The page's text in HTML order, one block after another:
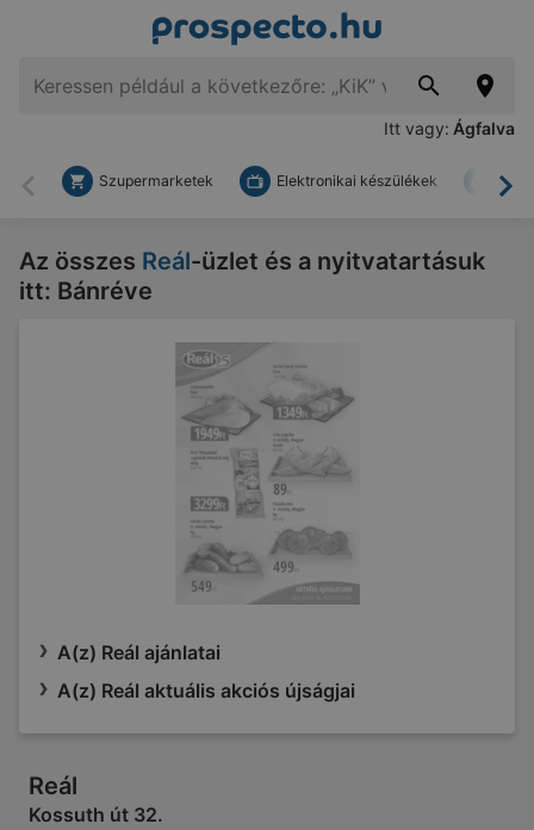
Itt vagy: Ágfalva
Vissza
Szupermarketek Elektronikai készülékek
Az összes Reál-üzlet és a nyitvatartásuk
itt: Bánréve
A(z) Reál ajánlatai
A(z) Reál aktuális akciós újságjai
Reál
Kossuth út 32.